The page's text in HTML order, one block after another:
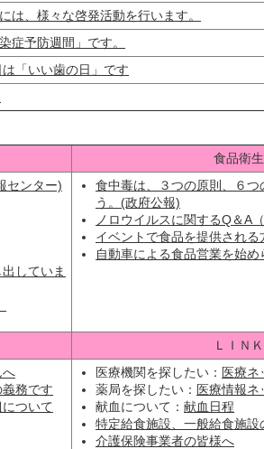
は、様々な啓発活動を行います。
症予防週間」です。
「いい歯の日」です
食品衛生
センター)
していま
食中毒は、３つの原則、６つ
う。(政府公報)
ノロウイルスに関するQ＆A
イベントで食品を提供される
自動車による食品営業を始め
ＬＩＮＫ
へ
務です
ついて
医療機関を探したい： 医療ネ
薬局を探したい： 医療情報ネ
献血について： 献血日程
特定給食施設、一般給食施設
介護保険事業者の皆様へ